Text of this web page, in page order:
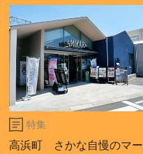
特集
高浜町 さかな自慢のマー